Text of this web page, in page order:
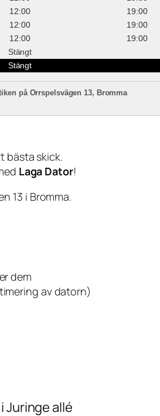
12:00
19:00
12:00
19:00
12:00
19:00
Stängt
Stängt
på Orrspelsvägen 13, Bromma
bästa skick.
Laga Dator!
13 i Bromma.
dem
av datorn)
Juringe allé